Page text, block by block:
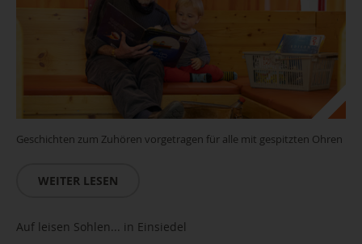
Geschichten zum Zuhören vorgetragen für alle mit gespitzten Ohren
WEITER LESEN
Auf leisen Sohlen... in Einsiedel